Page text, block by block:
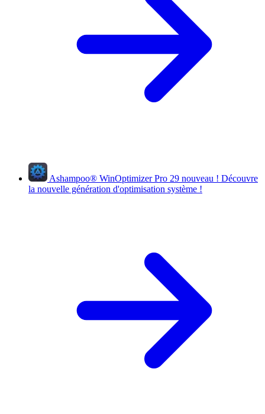
Ashampoo® WinOptimizer Pro 29 nouveau ! Découvre
la nouvelle génération d'optimisation système !